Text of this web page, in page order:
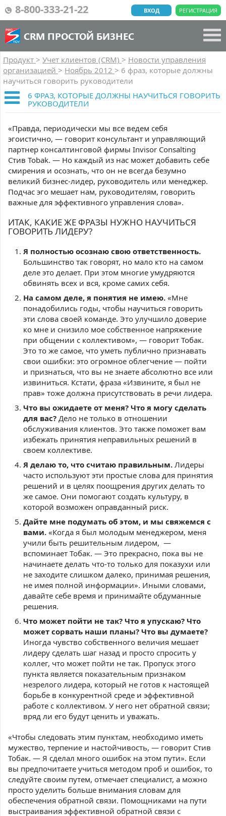
8-800-333-21-22 РЕГИСТРАЦИЯ
ВХОД
CRM ПРОСТОЙ БИЗНЕС
Продукт > Учет клиентов (CRM) > Новости управления
организацией > Ноябрь 2012 > 6 фраз, которые должны
научиться говорить руководители
6 ФРАЗ, КОТОРЫЕ ДОЛЖНЫ НАУЧИТЬСЯ ГОВОРИТЬ
РУКОВОДИТЕЛИ
«Правда, периодически мы все ведем себя
эгоистично, — говорит консультант и управляющий
партнер консалтинговой фирмы Invisor Consalting
Стив Tobak. — Но каждый из нас может добавить себе
смирения и осознать, что он не всегда безумно
великий бизнес-лидер, руководитель или менеджер.
Подчас эго мешает нам, руководителям, говорить
важные для эффективного управления слова».
ИТАК, КАКИЕ ЖЕ ФРАЗЫ НУЖНО НАУЧИТЬСЯ
ГОВОРИТЬ ЛИДЕРУ?
Я полностью осознаю свою ответственность.
Большинство так говорят, но мало кто на самом
деле это делает. При этом многие умудряются
обвинять всех и вся, кроме самих себя.
На самом деле, я понятия не имею. «Мне
понадобились годы, чтобы научиться говорить
эти слова своей команде. Это улучшило доверие
ко мне и снизило мое собственное напряжение
при общении с коллективом», — говорит Тобак.
Это то же самое, что уметь публично признавать
свои ошибки: это огромное облегчение — пойти
и признаться, что вы не знаете абсолютно все или
извиниться. Кстати, фраза «Извините, я был не
прав» тоже должна присутствовать в речи лидера.
Что вы ожидаете от меня? Что я могу сделать
для вас? Дело не только в отношении
обслуживания клиентов. Это также поможет вам
избежать принятия неправильных решений в
своем коллективе.
Я делаю то, что считаю правильным. Лидеры
часто используют эти простые слова для принятия
решений и в целях поощрения других делать то
же самое. Они помогают создать культуру, в
которой возможен оправданный риск.
Дайте мне подумать об этом, и мы свяжемся с
вами. «Когда я был молодым менеджером, меня
учили быть решительным лидером, —
вспоминает Тобак. — Это прекрасно, пока вы не
начинаете делать что-то только для показухи или
не заходите слишком далеко, принимая решения,
не имея полной информации». Иными словами,
давайте себе время и принимайте обдуманные
решения.
Что может пойти не так? Что я упускаю? Что
может сорвать наши планы? Что вы думаете?
Иногда чувство собственного величия мешает
лидеру сделать шаг назад и просто спросить у
коллег, что может пойти не так. Пропуск этого
пункта является показательным признаком
незрелого лидера, который не готов к настоящей
борьбе в конкурентной среде и эффективной
работе с коллективом. У него нет обратной связи;
вряд ли его будут ценить и уважать.
«Чтобы следовать этим пунктам, необходимо иметь
мужество, терпение и настойчивость, — говорит Стив
Тобак. — Я сделал много ошибок на этом пути». Если
вы предпочитаете учиться методом проб и ошибок, то
следуйте своим путем, отмечает специалист, а можно
просто уделить больше внимания словам для
обеспечения обратной связи. Помощниками на пути
выстраивания эффективной обратной связи с